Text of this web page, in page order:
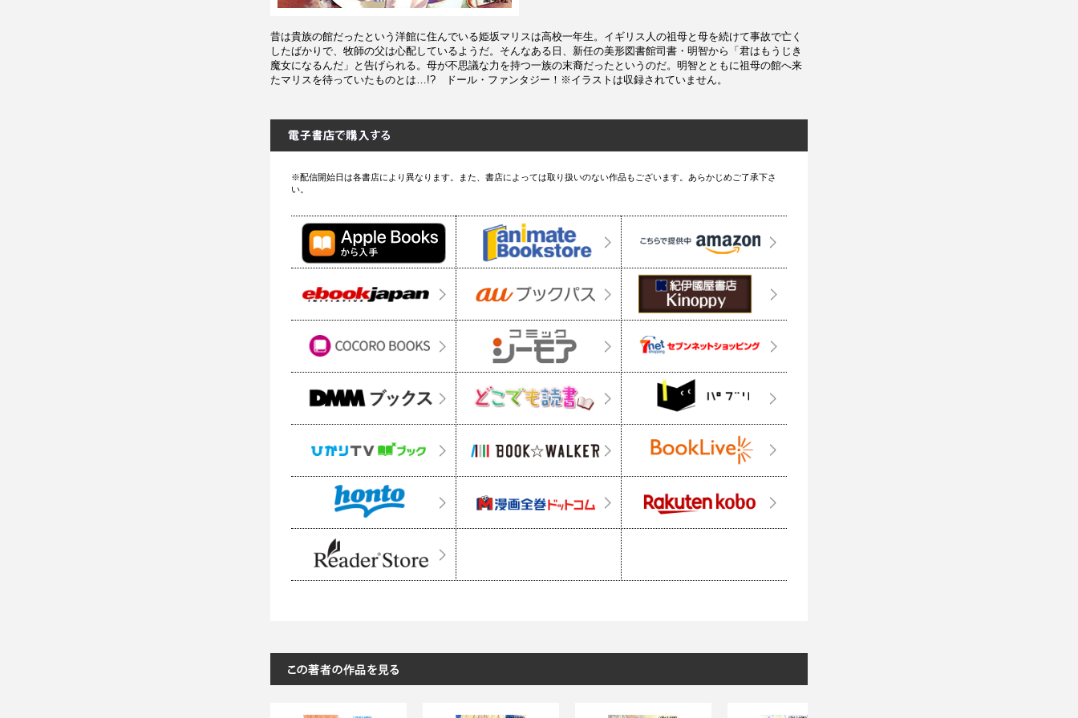
昔は貴族の館だったという洋館に住んでいる姫坂マリスは高校一年生。イギリス人の祖母と母を続けて事故で亡く
したばかりで、牧師の父は心配しているようだ。そんなある日、新任の美形図書館司書・明智から「君はもうじき
魔女になるんだ」と告げられる。母が不思議な力を持つ一族の末裔だったというのだ。明智とともに祖母の館へ来
たマリスを待っていたものとは…!? ドール・ファンタジー！※イラストは収録されていません。
※配信開始日は各書店により異なります。また、書店によっては取り扱いのない作品もございます。あらかじめご了承下さ
い。